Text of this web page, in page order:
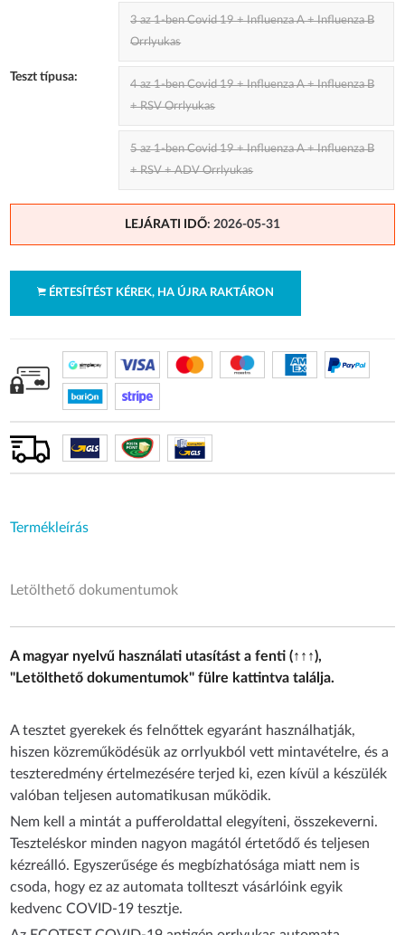
Teszt típusa:
3 az 1-ben Covid 19 + Influenza A + Influenza B
Orrlyukas
4 az 1-ben Covid 19 + Influenza A + Influenza B
+ RSV Orrlyukas
5 az 1-ben Covid 19 + Influenza A + Influenza B
+ RSV + ADV Orrlyukas
LEJÁRATI IDŐ: 2026-05-31
ÉRTESÍTÉST KÉREK, HA ÚJRA RAKTÁRON
Termékleírás
Letölthető dokumentumok
A magyar nyelvű használati utasítást a fenti (↑↑↑),
"Letölthető dokumentumok" fülre kattintva találja.
A tesztet gyerekek és felnőttek egyaránt használhatják,
hiszen közreműködésük az orrlyukból vett mintavételre, és a
teszteredmény értelmezésére terjed ki, ezen kívül a készülék
valóban teljesen automatikusan működik.
Nem kell a mintát a pufferoldattal elegyíteni, összekeverni.
Teszteléskor minden nagyon magától értetődő és teljesen
kézreálló. Egyszerűsége és megbízhatósága miatt nem is
csoda, hogy ez az automata tollteszt vásárlóink egyik
kedvenc COVID-19 tesztje.